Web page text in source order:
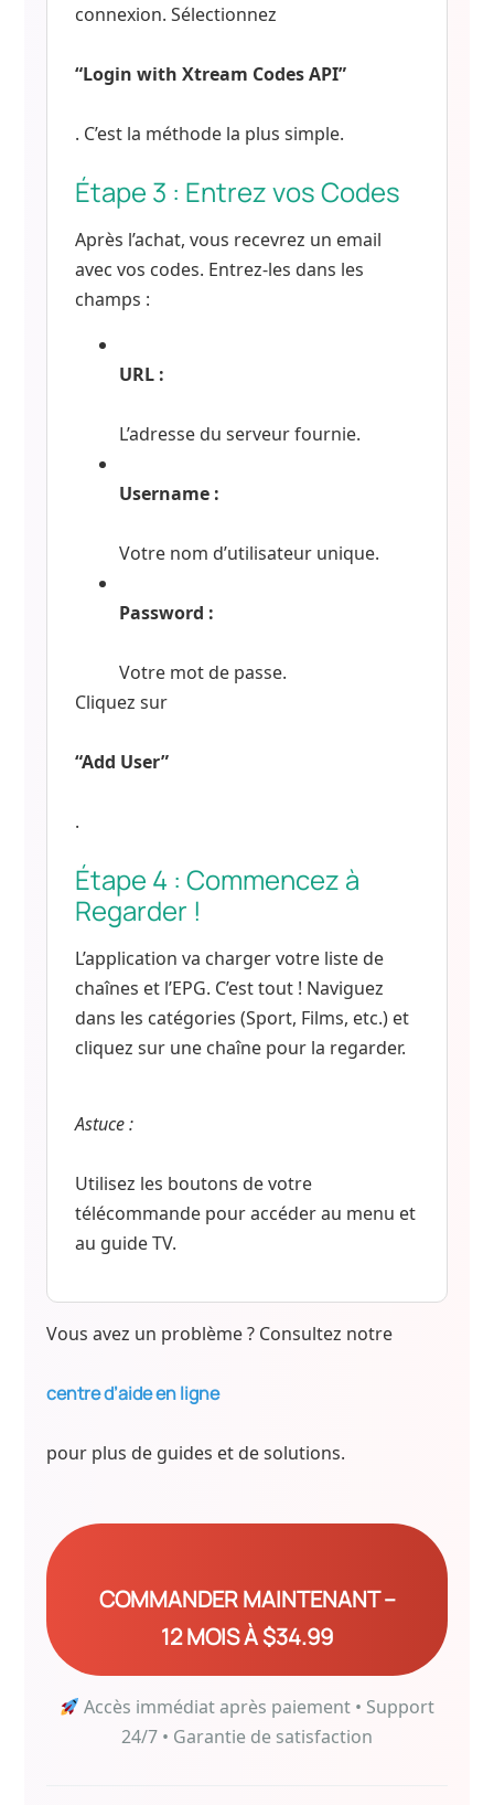
connexion. Sélectionnez
“Login with Xtream Codes API”
. C’est la méthode la plus simple.
Étape 3 : Entrez vos Codes
Après l’achat, vous recevrez un email
avec vos codes. Entrez-les dans les
champs :
URL :
L’adresse du serveur fournie.
Username :
Votre nom d’utilisateur unique.
Password :
Votre mot de passe.
Cliquez sur
“Add User”
.
Étape 4 : Commencez à
Regarder !
L’application va charger votre liste de
chaînes et l’EPG. C’est tout ! Naviguez
dans les catégories (Sport, Films, etc.) et
cliquez sur une chaîne pour la regarder.
Astuce :
Utilisez les boutons de votre
télécommande pour accéder au menu et
au guide TV.
Vous avez un problème ? Consultez notre
centre d’aide en ligne
pour plus de guides et de solutions.
COMMANDER MAINTENANT –
12 MOIS À $34.99
Accès immédiat après paiement • Support
24/7 • Garantie de satisfaction